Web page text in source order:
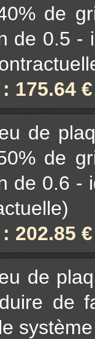
de
de 0.5 -
175.64
de
de
de 0.6 -
202.85
de
de